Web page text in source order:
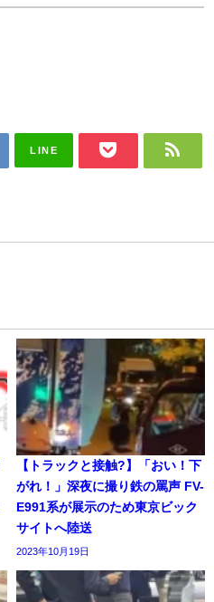
LINE
【トラックと接触?】「おい！下
がれ！」深夜に撮り鉄の罵声 FV-
E991系が展示のため東京ビック
サイトへ陸送
2023年10月19日